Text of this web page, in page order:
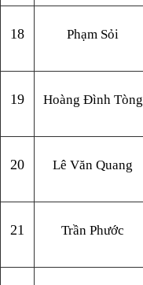
18 Phạm Sỏi
19 Hoàng Đình Tòng
20 Lê Văn Quang
21 Trần Phước